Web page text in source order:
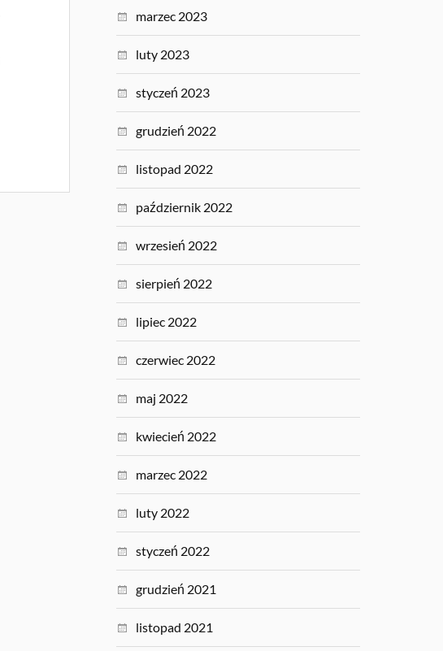
marzec 2023
luty 2023
styczeń 2023
grudzień 2022
listopad 2022
październik 2022
wrzesień 2022
sierpień 2022
lipiec 2022
czerwiec 2022
maj 2022
kwiecień 2022
marzec 2022
luty 2022
styczeń 2022
grudzień 2021
listopad 2021